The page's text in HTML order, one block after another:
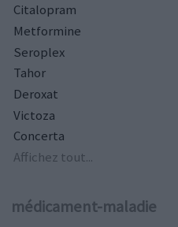
Citalopram
Metformine
Seroplex
Tahor
Deroxat
Victoza
Concerta
Affichez tout...
médicament-maladie